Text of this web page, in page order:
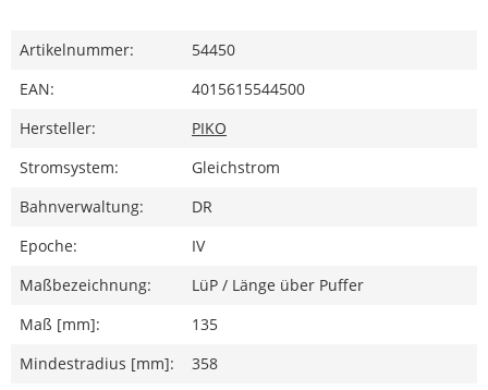
Artikelnummer:
54450
EAN:
4015615544500
Hersteller:
PIKO
Stromsystem:
Gleichstrom
Bahnverwaltung:
DR
Epoche:
IV
Maßbezeichnung:
LüP / Länge über Puffer
Maß [mm]:
135
Mindestradius [mm]:
358